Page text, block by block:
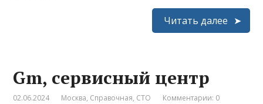
Читать далее
Gm, сервисный центр
02.06.2024 Москва, Справочная, СТО Комментарии: 0